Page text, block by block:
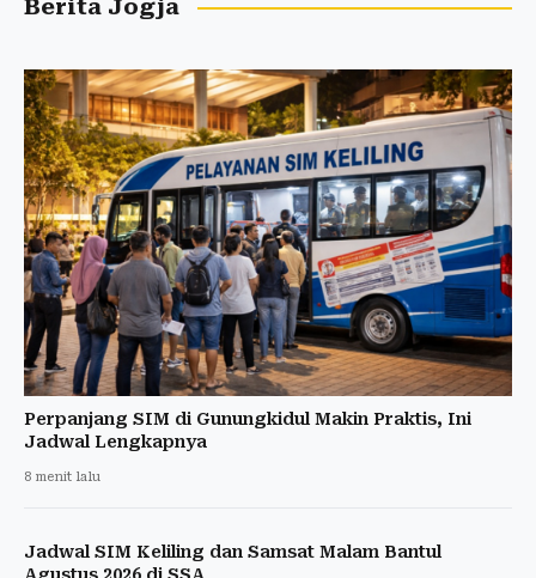
Berita Jogja
Perpanjang SIM di Gunungkidul Makin Praktis, Ini
Jadwal Lengkapnya
8 menit lalu
Jadwal SIM Keliling dan Samsat Malam Bantul
Agustus 2026 di SSA